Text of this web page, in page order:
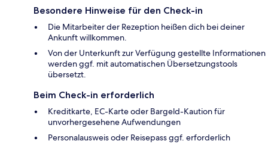
Besondere Hinweise für den Check-in
Die Mitarbeiter der Rezeption heißen dich bei deiner
Ankunft willkommen.
Von der Unterkunft zur Verfügung gestellte Informationen
werden ggf. mit automatischen Übersetzungstools
übersetzt.
Beim Check-in erforderlich
Kreditkarte, EC-Karte oder Bargeld-Kaution für
unvorhergesehene Aufwendungen
Personalausweis oder Reisepass ggf. erforderlich